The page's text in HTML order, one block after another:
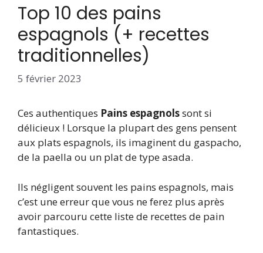
Top 10 des pains
espagnols (+ recettes
traditionnelles)
5 février 2023
Ces authentiques Pains espagnolssont si
délicieux ! Lorsque la plupart des gens pensent
aux plats espagnols, ils imaginent du gaspacho,
de la paella ou un plat de type asada.
Ils négligent souvent les pains espagnols, mais
c’est une erreur que vous ne ferez plus après
avoir parcouru cette liste de recettes de pain
fantastiques.